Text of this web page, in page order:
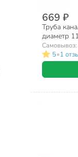
669 ₽
Труба
диаметр
RTP,
Самовывоз:
5•1